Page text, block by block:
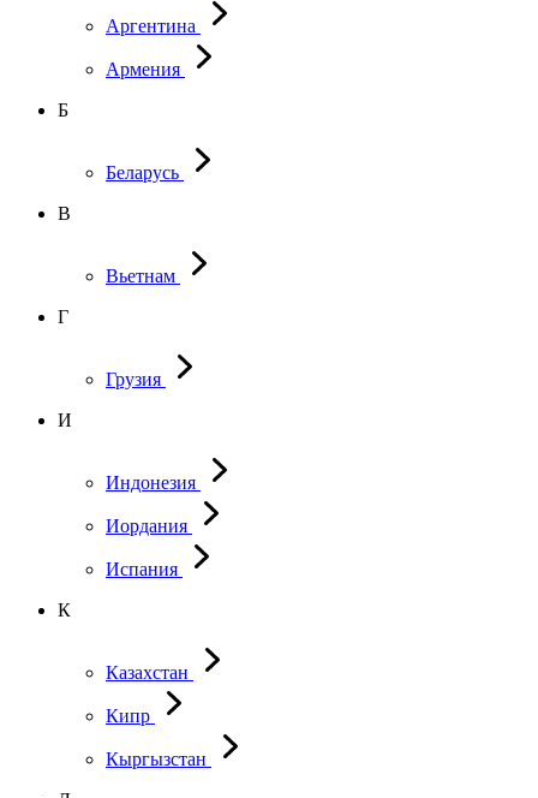
Аргентина
Армения
Б
Беларусь
В
Вьетнам
Г
Грузия
И
Индонезия
Иордания
Испания
К
Казахстан
Кипр
Кыргызстан